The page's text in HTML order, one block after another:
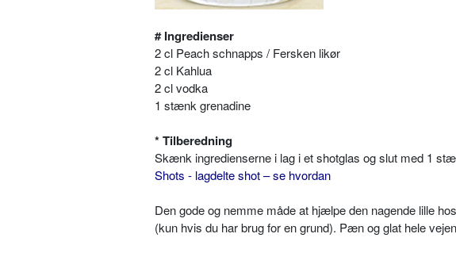
# Ingredienser
2 cl Peach schnapps / Fersken likør
2 cl Kahlua
2 cl vodka
1 stænk grenadine
* Tilberedning
Skænk ingredienserne i lag i et shotglas og slut med 1
Shots - lagdelte shot – se hvordan
Den gode og nemme måde at hjælpe den nagende lille
(kun hvis du har brug for en grund). Pæn og glat hele